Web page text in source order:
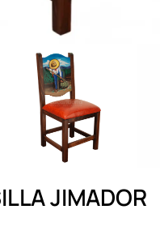
JIMADOR